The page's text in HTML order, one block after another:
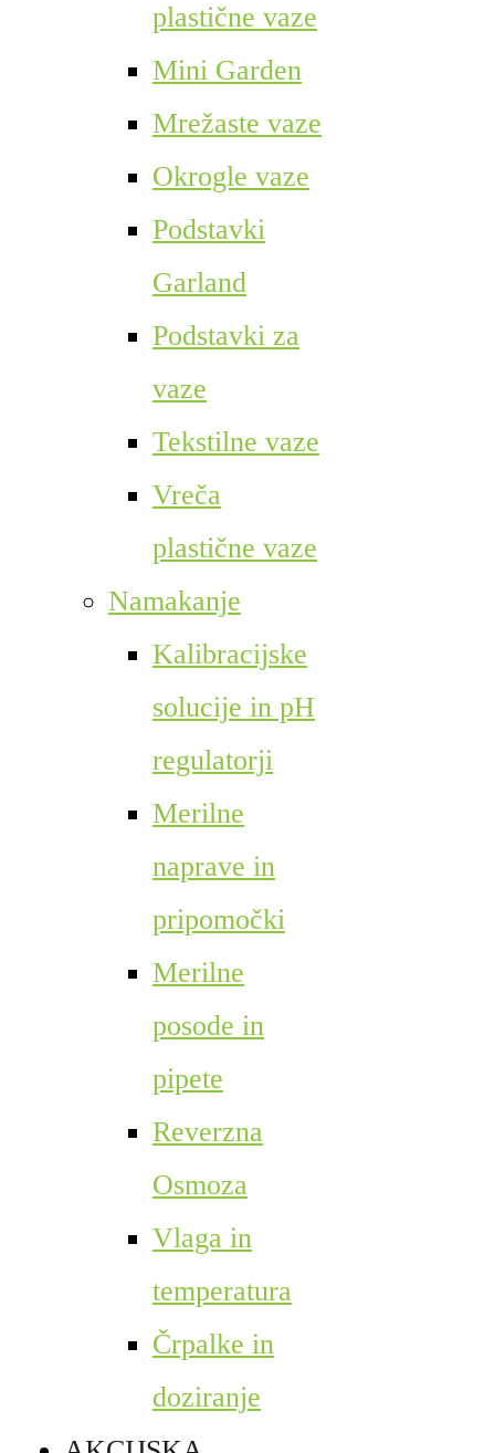
plastične vaze
Mini Garden
Mrežaste vaze
Okrogle vaze
Podstavki
Garland
Podstavki za
vaze
Tekstilne vaze
Vreča
plastične vaze
Namakanje
Kalibracijske
solucije in pH
regulatorji
Merilne
naprave in
pripomočki
Merilne
posode in
pipete
Reverzna
Osmoza
Vlaga in
temperatura
Črpalke in
doziranje